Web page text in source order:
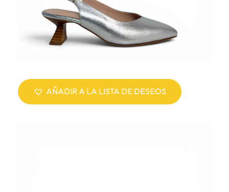
AÑADIR A LA LISTA DE DESEOS